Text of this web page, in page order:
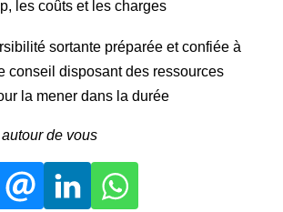
les coûts et les charges
sortante préparée et confiée à
conseil disposant des ressources
la mener dans la durée
de vous